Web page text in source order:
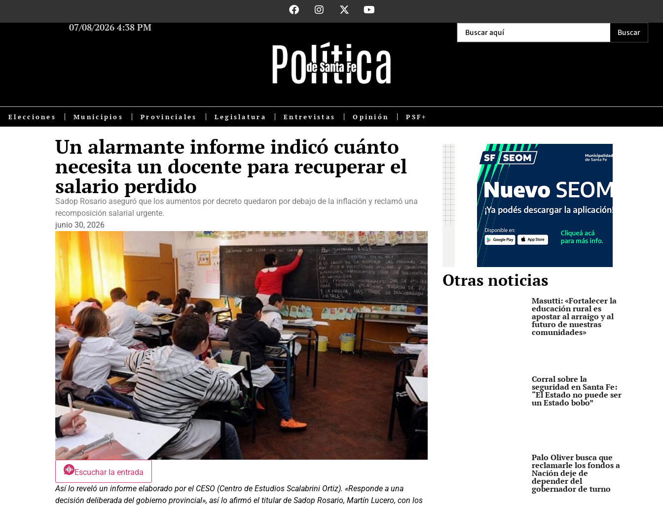
07/08/2026 4:38 PM Buscar
Elecciones Municipios Provinciales Legislatura Entrevistas Opinión PSF+
Un alarmante informe indicó cuánto
necesita un docente para recuperar el
salario perdido
Sadop Rosario aseguró que los aumentos por decreto quedaron por debajo de la inflación y reclamó una
recomposición salarial urgente.
junio 30, 2026
Escuchar la entrada
Así lo reveló un informe elaborado por el CESO (Centro de Estudios Scalabrini Ortiz). «Responde a una
decisión deliberada del gobierno provincial», así lo afirmó el titular de Sadop Rosario, Martín Lucero, con los
Otras noticias
Masutti: «Fortalecer la
educación rural es
apostar al arraigo y al
futuro de nuestras
comunidades»
Corral sobre la
seguridad en Santa Fe:
“El Estado no puede ser
un Estado bobo”
Palo Oliver busca que
reclamarle los fondos a
Nación deje de
depender del
gobernador de turno